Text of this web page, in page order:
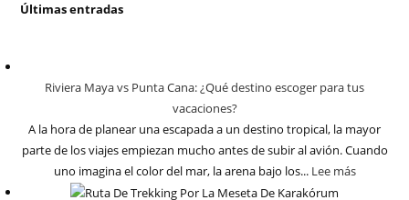
Últimas entradas
Riviera Maya vs Punta Cana: ¿Qué destino escoger para tus
vacaciones?
A la hora de planear una escapada a un destino tropical, la mayor
parte de los viajes empiezan mucho antes de subir al avión. Cuando
uno imagina el color del mar, la arena bajo los... Lee más